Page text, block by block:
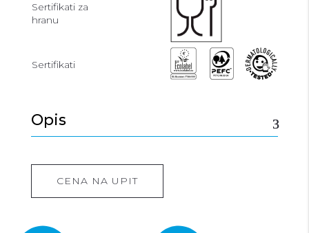
Sertifikati za
hranu
Sertifikati
Opis
CENA NA UPIT